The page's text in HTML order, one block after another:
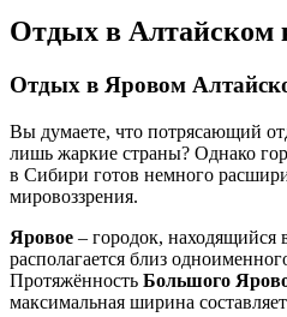
Отдых в Алтайском
Отдых в Яровом
Вы думаете, что потрясающий
лишь жаркие страны? Однако
в Сибири готов немного
мировоззрения.
Яровое – городок, находящийся
располагается близ
Протяжённость Большого
максимальная ширина